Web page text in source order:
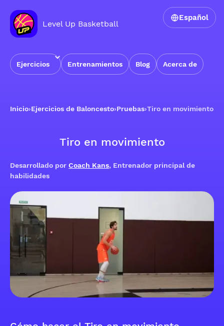
Level Up Basketball
Ejercicios Entrenamientos Blog Acerca de
Español
Inicio›Ejercicios de Baloncesto›Pruebas›Tiro en movimiento
Tiro en movimiento
Desarrollado por Coach Kans, Entrenador principal de
habilidades